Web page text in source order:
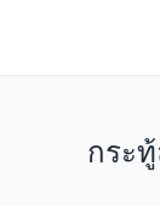
กระ